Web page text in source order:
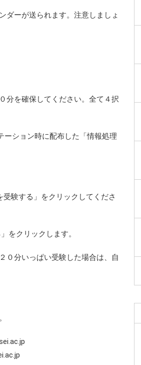
ダーが送られます。注意しましょ
分を確保してください。全て４択
ション時に配布した「情報処理
験する」をクリックしてくださ
をクリックします。
０分いっぱい受験した場合は、自